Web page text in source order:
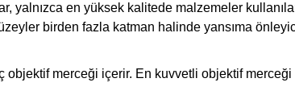
yalnızca en yüksek kalitede malzemeler
birden fazla katman halinde yansıma
merceği içerir. En kuvvetli objektif